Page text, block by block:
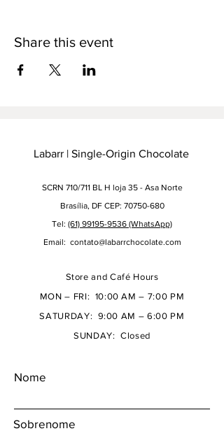
Share this event
Labarr | Single-Origin Chocolate
SCRN 710/711 BL H loja 35 - Asa Norte
Brasília, DF CEP: 70750-680
Tel: (61) 99195-9536 (WhatsApp)
Email: contato@labarrchocolate.com
Store and Café Hours
MON – FRI: 10:00 AM – 7:00 PM
SATURDAY: 9:00 AM – 6:00 PM
SUNDAY: Closed
Nome
Sobrenome